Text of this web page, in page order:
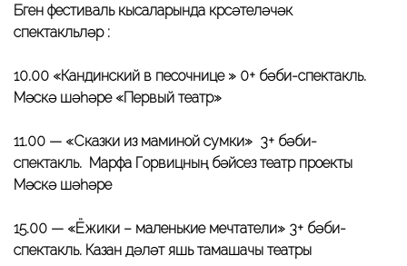
Бүген фестиваль кысаларында күрсәтеләчәк
спектакльләр :
10.00 «Кандинский в песочнице » 0+ бәби-спектакль.
Мәскәү шәһәре «Первый театр»
11.00 — «Сказки из маминой сумки» 3+ бәби-
спектакль. Марфа Горвицның бәйсез театр проекты
Мәскәү шәһәре
15.00 — «Ёжики – маленькие мечтатели» 3+ бәби-
спектакль. Казан дәүләт яшь тамашачы театры